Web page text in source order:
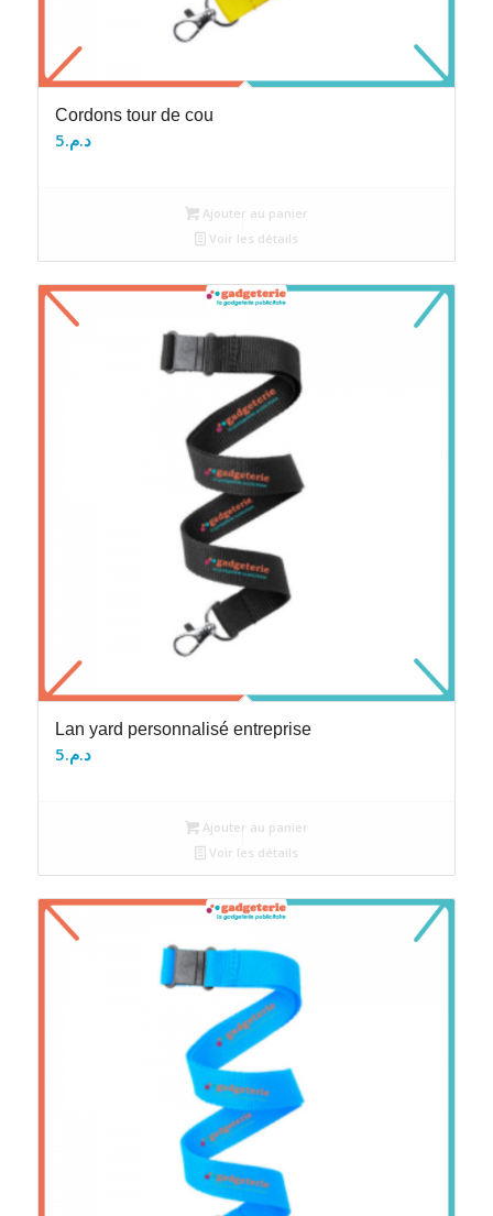
Cordons tour de cou
د.م.5
Ajouter au panier
Voir les détails
Lan yard personnalisé entreprise
د.م.5
Ajouter au panier
Voir les détails